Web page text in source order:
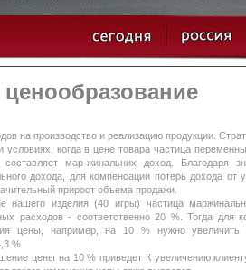
на производство и реализацию продукции.
условиях, когда в цене товара частица
мар-жинальних доход. Благодаря
дохода, для компенсации потерь дохода от
прирост объема продажи.
нашего изделия (40 игры) частица
расходов - соответственно 20 %. Тогда для
цены, например, на 10 % нужно увеличить
%
цены на 10 % приведет К увеличению